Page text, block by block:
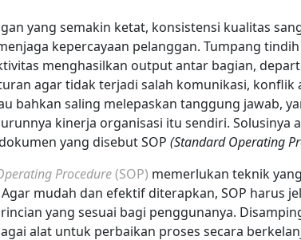
yang semakin ketat, konsistensi kualitas
kepercayaan pelanggan. Tumpang
menghasilkan output antar bagian,
agar tidak terjadi salah komunikasi, konflik
bahkan saling melepaskan tanggung jawab,
kinerja organisasi itu sendiri. Solusinya
yang disebut SOP (Standard Operating
Procedure(SOP) memerlukan teknik
mudah dan efektif diterapkan, SOP harus
yang sesuai bagi penggunanya.
alat untuk perbaikan proses secara